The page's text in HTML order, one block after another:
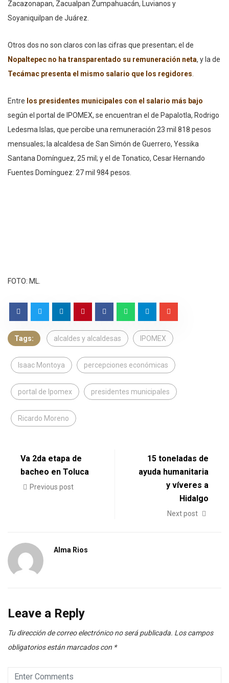
Zacazonapan, Zacualpan Zumpahuacán, Luvianos y
Soyaniquilpan de Juárez.
Otros dos no son claros con las cifras que presentan; el de
Nopaltepec no ha transparentado su remuneración neta, y la de
Tecámac presenta el mismo salario que los regidores
Entre los presidentes municipales con el salario más bajo
según el portal de IPOMEX, se encuentran el de Papalotla, Rodrigo
Ledesma Islas, que percibe una remuneración 23 mil 818 pesos
mensuales; la alcaldesa de San Simón de Guerrero, Yessika
Santana Domínguez, 25 mil; y el de Tonatico, Cesar Hernando
Fuentes Domínguez: 27 mil 984 pesos.
FOTO: ML.
Tags: alcaldes y alcaldesas IPOMEX
Isaac Montoya percepciones económicas
portal de Ipomex presidentes municipales
Ricardo Moreno
Va 2da etapa de
bacheo en Toluca
Previous post
15 toneladas de
ayuda humanitaria
y víveres a
Hidalgo
Next post
Alma Rios
Leave a Reply
Tu dirección de correo electrónico no será publicada. Los campos
obligatorios están marcados con *